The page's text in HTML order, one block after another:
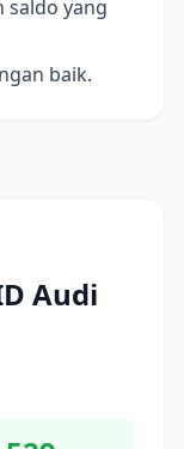
saldo yang
baik.
Audi